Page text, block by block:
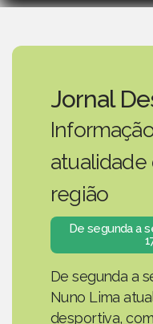
Jornal
atualidade
região
De segunda a
De segunda a
Nuno Lima
desportiva,